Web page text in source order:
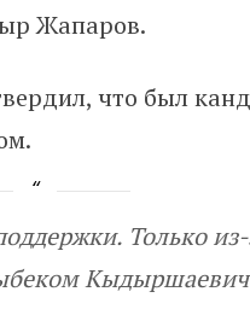
Жапаров.
что был
Только из-